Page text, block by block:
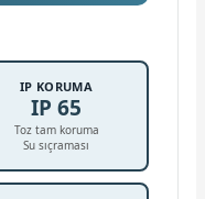
IP KORUMA
IP 65
Toz tam koruma
Su sıçraması